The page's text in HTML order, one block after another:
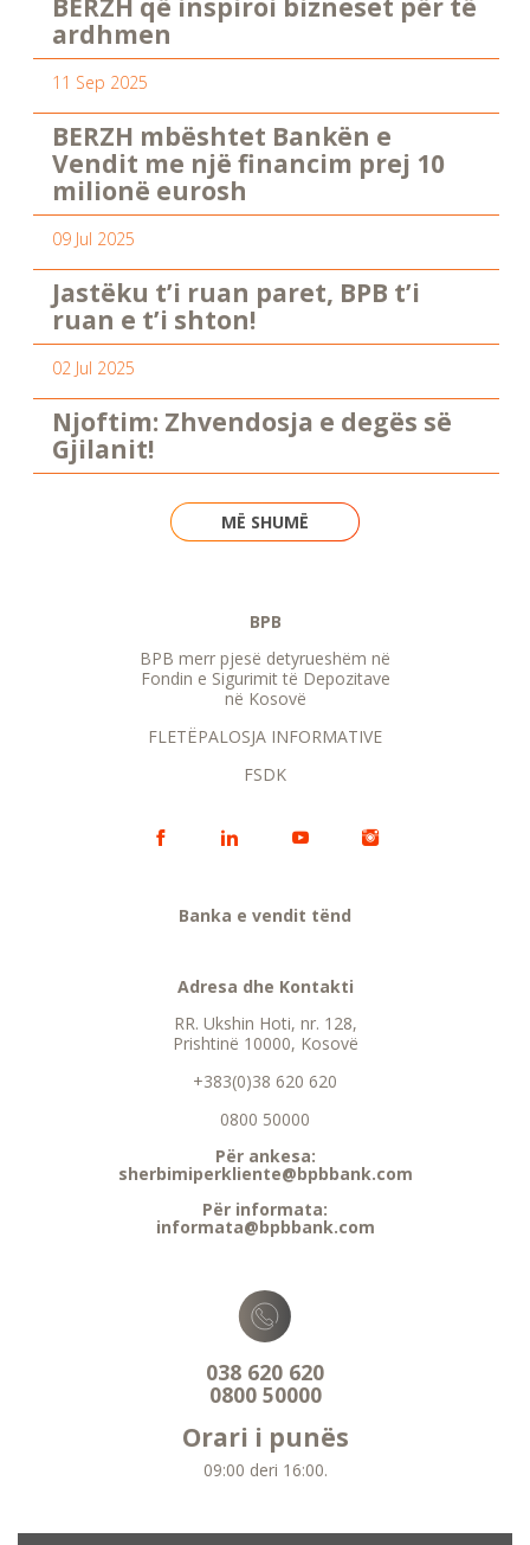
BERZH që inspiroi bizneset për të
ardhmen
11 Sep 2025
BERZH mbështet Bankën e
Vendit me një financim prej 10
milionë eurosh
09 Jul 2025
Jastëku t’i ruan paret, BPB t’i
ruan e t’i shton!
02 Jul 2025
Njoftim: Zhvendosja e degës së
Gjilanit!
MË SHUMË
BPB
BPB merr pjesë detyrueshëm në
Fondin e Sigurimit të Depozitave
në Kosovë
FLETËPALOSJA INFORMATIVE
FSDK
Banka e vendit tënd
Adresa dhe Kontakti
RR. Ukshin Hoti, nr. 128,
Prishtinë 10000, Kosovë
+383(0)38 620 620
0800 50000
Për ankesa:
sherbimiperkliente@bpbbank.com
Për informata:
informata@bpbbank.com
038 620 620
0800 50000
Orari i punës
09:00 deri 16:00.